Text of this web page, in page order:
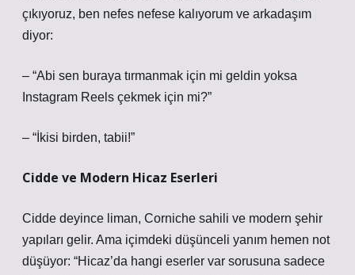
çıkıyoruz, ben nefes nefese kalıyorum ve arkadaşım
diyor:
– “Abi sen buraya tırmanmak için mi geldin yoksa
Instagram Reels çekmek için mi?”
– “İkisi birden, tabii!”
Cidde ve Modern Hicaz Eserleri
Cidde deyince liman, Corniche sahili ve modern şehir
yapıları gelir. Ama içimdeki düşünceli yanım hemen not
düşüyor: “Hicaz’da hangi eserler var sorusuna sadece